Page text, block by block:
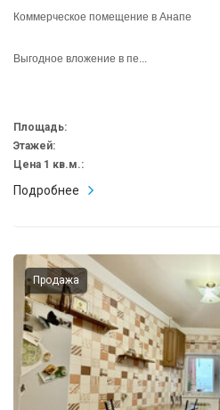
Коммерческое помещение в Анапе
Выгодное вложение в пе...
Площадь:
Этажей:
Цена 1 кв.м.:
Подробнее
Продажа